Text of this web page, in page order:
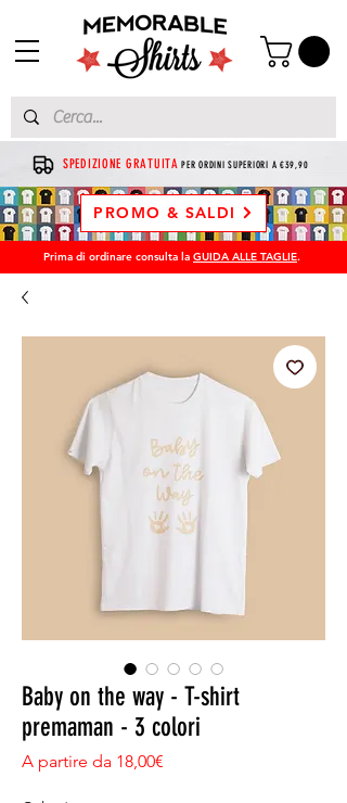
SPEDIZIONE GRATUITA PER ORDINI SUPERIORI A €39,90
PROMO & SALDI
Prima di ordinare consulta la GUIDA ALLE TAGLIE.
Baby on the way - T-shirt
premaman - 3 colori
A partire da 18,00€